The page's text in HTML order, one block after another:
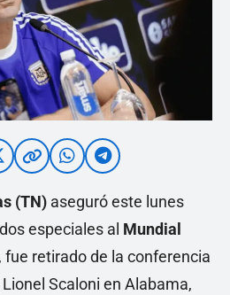
(TN) aseguró este lunes
especiales al Mundial
, fue retirado de la conferencia
Scaloni en Alabama,